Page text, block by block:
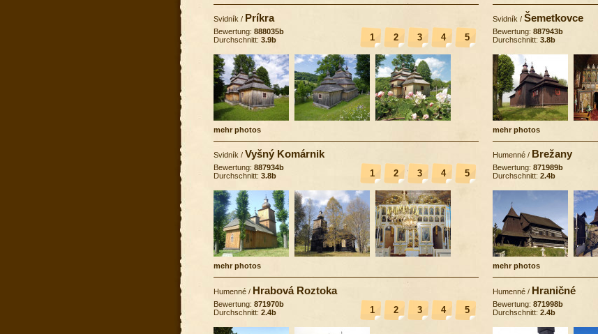
Svidník / Príkra
1 2 3 4 5
Bewertung: 888035b
Durchschnitt: 3.9b
mehr photos
Svidník / Šemetkovce
Bewertung: 887943b
Durchschnitt: 3.8b
mehr photos
Svidník / Vyšný Komárnik
1 2 3 4 5
Bewertung: 887934b
Durchschnitt: 3.8b
mehr photos
Humenné / Brežany
Bewertung: 871989b
Durchschnitt: 2.4b
mehr photos
Humenné / Hrabová Roztoka
1 2 3 4 5
Bewertung: 871970b
Durchschnitt: 2.4b
Humenné / Hraničné
Bewertung: 871998b
Durchschnitt: 2.4b